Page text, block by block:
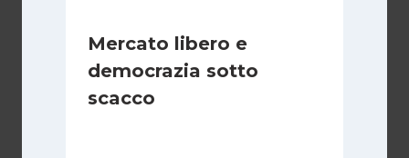
Mercato libero e
democrazia sotto
scacco